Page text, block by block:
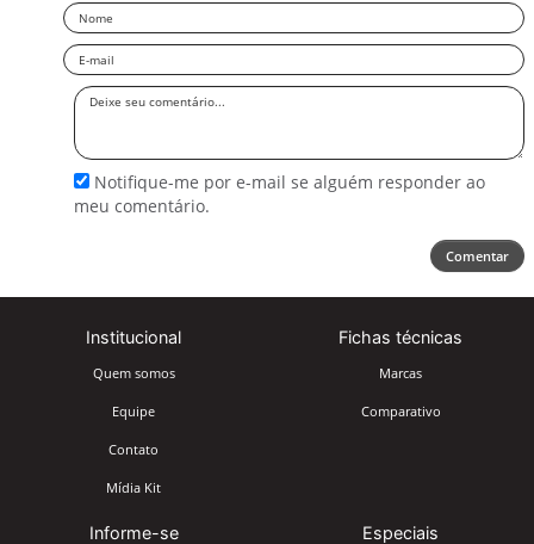
Nome
Email
Deixe
Notifique-me por e-mail se alguém responder ao
meu comentário.
Comentar
Institucional
Quem somos
Equipe
Contato
Mídia Kit
Fichas técnicas
Marcas
Comparativo
Informe-se Especiais